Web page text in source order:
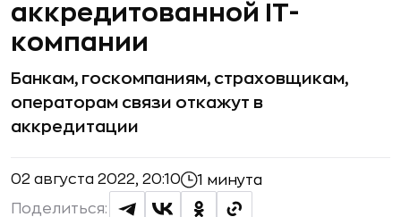
аккредитованной IT-
компании
Банкам, госкомпаниям, страховщикам,
операторам связи откажут в
аккредитации
02 августа 2022, 20:10 1 минута
Поделиться: